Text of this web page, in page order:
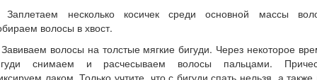
несколько косичек среди основной массы
волосы в хвост.
волосы на толстые мягкие бигуди. Через некоторое
снимаем и расчесываем волосы пальцами.
лаком. Только учтите, что с бигуди спать нельзя, а также